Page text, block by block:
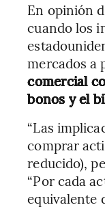
En opinión
cuando los
mercados a
comercial
bonos y el
“Las
comprar
reducido),
“Por cada
equivalente